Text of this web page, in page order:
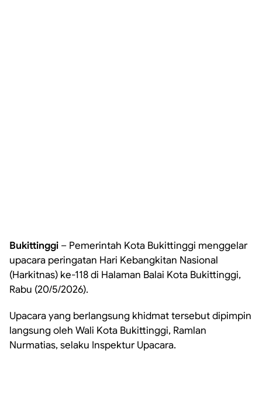
Bukittinggi – Pemerintah Kota Bukittinggi menggelar
upacara peringatan Hari Kebangkitan Nasional
(Harkitnas) ke-118 di Halaman Balai Kota Bukittinggi,
Rabu (20/5/2026).
Upacara yang berlangsung khidmat tersebut dipimpin
langsung oleh Wali Kota Bukittinggi, Ramlan
Nurmatias, selaku Inspektur Upacara.